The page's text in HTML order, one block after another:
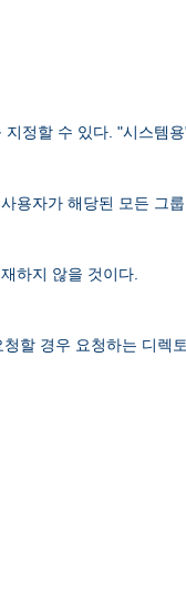
정할 수 있다. "시스템
용자가 해당된 모든 그
하지 않을 것이다.
할 경우 요청하는 디렉